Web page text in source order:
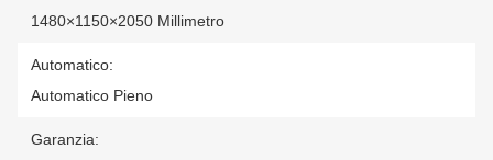
1480×1150×2050 Millimetro
Automatico:
Automatico Pieno
Garanzia: